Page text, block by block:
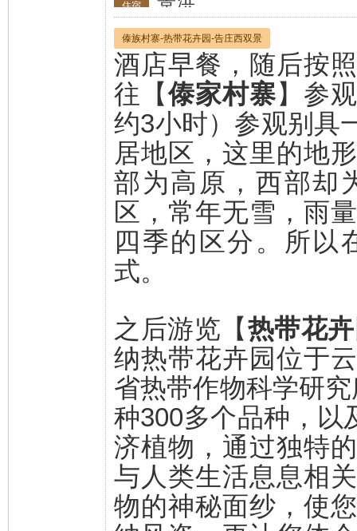
住宿
傣族村寨-热带花卉园-告庄西双景
酒店早餐，随后按
往【傣家村寨】参
约3小时）参观别具
居地区，这里的地
部为高原，西部却
区，常年无雪，雨
四季的区分。所以
式。
之后游览【热带花
纳热带花卉园位于
省热带作物科学研
种300多个品种，以
济植物，通过独特
与人类生活息息相
物的神秘面纱，使